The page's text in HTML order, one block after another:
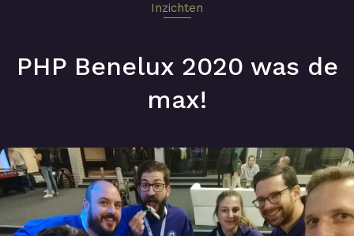
Inzichten
PHP Benelux 2020 was de
max!